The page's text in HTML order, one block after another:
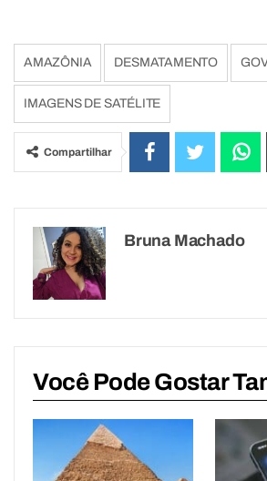
AMAZÔNIA DESMATAMENTO
IMAGENS DE SATÉLITE
Compartilhar
Bruna Machado
Você Pode Gostar